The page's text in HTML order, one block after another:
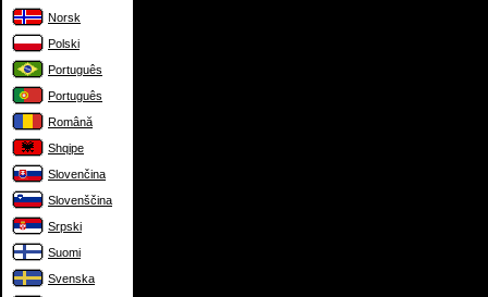
Norsk
Polski
Português
Português
Română
Shqipe
Slovenčina
Slovenščina
Srpski
Suomi
Svenska